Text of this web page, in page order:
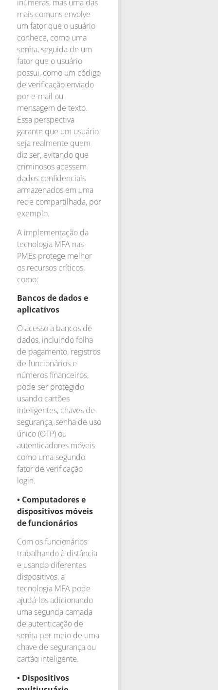
inúmeras, mas uma das
mais comuns envolve
um fator que o usuário
conhece, como uma
senha, seguida de um
fator que o usuário
possui, como um código
de verificação enviado
por e-mail ou
mensagem de texto.
Essa perspectiva
garante que um usuário
seja realmente quem
diz ser, evitando que
criminosos acessem
dados confidenciais
armazenados em uma
rede compartilhada, por
exemplo.
A implementação da
tecnologia MFA nas
PMEs protege melhor
os recursos críticos,
como:
Bancos de dados e
aplicativos
O acesso a bancos de
dados, incluindo folha
de pagamento, registros
de funcionários e
números financeiros,
pode ser protegido
usando cartões
inteligentes, chaves de
segurança, senha de uso
único (OTP) ou
autenticadores móveis
como uma segundo
fator de verificação
login.
• Computadores e
dispositivos móveis
de funcionários
Com os funcionários
trabalhando à distância
e usando diferentes
dispositivos, a
tecnologia MFA pode
ajudá-los adicionando
uma segunda camada
de autenticação de
senha por meio de uma
chave de segurança ou
cartão inteligente.
• Dispositivos